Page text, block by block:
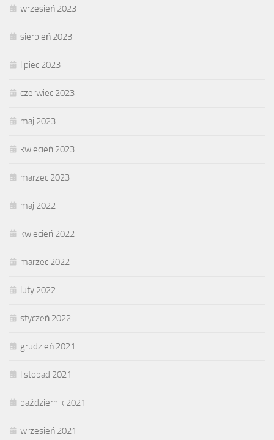
wrzesień 2023
sierpień 2023
lipiec 2023
czerwiec 2023
maj 2023
kwiecień 2023
marzec 2023
maj 2022
kwiecień 2022
marzec 2022
luty 2022
styczeń 2022
grudzień 2021
listopad 2021
październik 2021
wrzesień 2021